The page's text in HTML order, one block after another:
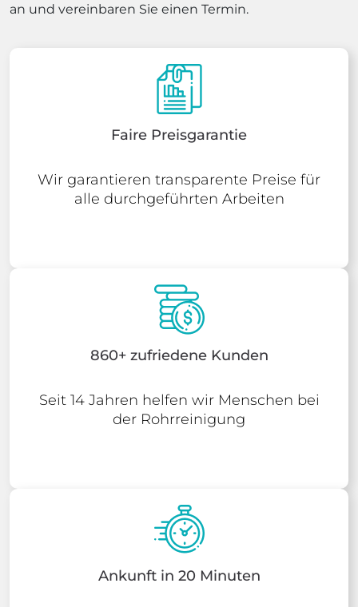
an und vereinbaren Sie einen Termin.
Faire Preisgarantie
Wir garantieren transparente Preise für
alle durchgeführten Arbeiten
860+ zufriedene Kunden
Seit 14 Jahren helfen wir Menschen bei
der Rohrreinigung
Ankunft in 20 Minuten